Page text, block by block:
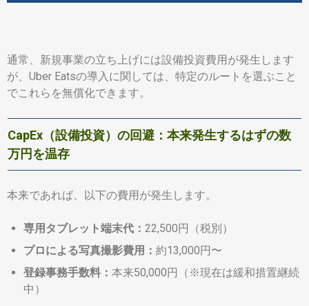
通常、新規事業の立ち上げには設備投資費用が発生します
が、Uber Eatsの導入に関しては、特定のルートを選ぶこと
でこれらを無償化できます。
CapEx（設備投資）の回避：本来発生するはずの数
万円を温存
本来であれば、以下の費用が発生します。
専用タブレット端末代： 22,500円（税別）
プロによる写真撮影費用： 約13,000円〜
登録事務手数料： 本来50,000円（※現在は緩和措置継続
中）